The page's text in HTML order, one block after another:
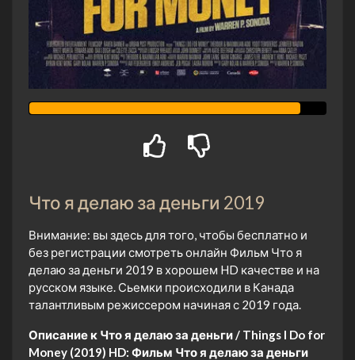
Что я делаю за деньги 2019
Внимание: вы здесь для того, чтобы бесплатно и
без регистрации смотреть онлайн Фильм Что я
делаю за деньги 2019 в хорошем HD качестве и на
русском языке. Сьемки происходили в Канада
талантливым режиссером начиная с 2019 года.
Описание к Что я делаю за деньги / Things I Do for
Money (2019) HD: Фильм Что я делаю за деньги